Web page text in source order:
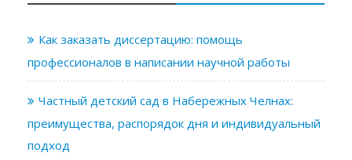
Как заказать диссертацию: помощь
профессионалов в написании научной работы
Частный детский сад в Набережных Челнах:
преимущества, распорядок дня и индивидуальный
подход